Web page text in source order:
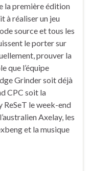
la première édition
à réaliser un jeu
source et tous les
le porter sur
prouver la
que l’équipe
Grinder soit déjà
CPC soit la
le week-end
Axelay, les
et la musique